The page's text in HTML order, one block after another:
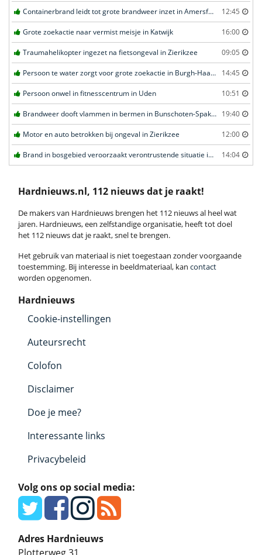
Containerbrand leidt tot grote brandweer inzet in Amersfoort 12:45
Grote zoekactie naar vermist meisje in Katwijk 16:00
Traumahelikopter ingezet na fietsongeval in Zierikzee 09:05
Persoon te water zorgt voor grote zoekactie in Burgh-Haamstede 14:45
Persoon onwel in fitnesscentrum in Uden 10:51
Brandweer dooft vlammen in bermen in Bunschoten-Spakenburg 19:40
Motor en auto betrokken bij ongeval in Zierikzee 12:00
Brand in bosgebied veroorzaakt verontrustende situatie in Schaijk 14:04
Hardnieuws.nl, 112 nieuws dat je raakt!
De makers van Hardnieuws brengen het 112 nieuws al heel wat
jaren. Hardnieuws, een zelfstandige organisatie, heeft tot doel
het 112 nieuws dat je raakt, snel te brengen.
Het gebruik van materiaal is niet toegestaan zonder voorgaande
toestemming. Bij interesse in beeldmateriaal, kan contact
worden opgenomen.
Hardnieuws
Cookie-instellingen
Auteursrecht
Colofon
Disclaimer
Doe je mee?
Interessante links
Privacybeleid
Volg ons op social media:
Adres Hardnieuws